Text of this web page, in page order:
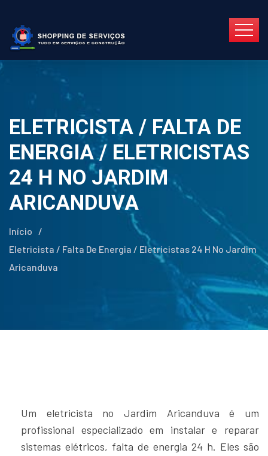
ELETRICISTA / FALTA DE
ENERGIA / ELETRICISTAS
24 H NO JARDIM
ARICANDUVA
Início
/
Eletricista / Falta De Energia / Eletricistas 24 H No Jardim
Aricanduva
Um eletricista no Jardim Aricanduva é um
profissional especializado em instalar e reparar
sistemas elétricos, falta de energia 24 h. Eles são